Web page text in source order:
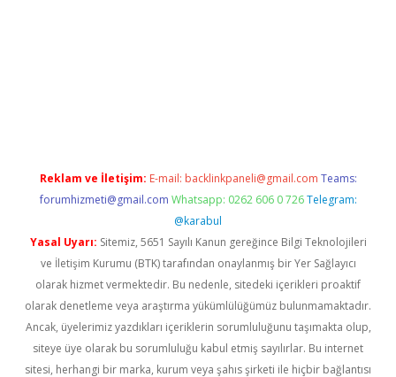
Reklam ve İletişim: E-mail: backlinkpaneli@gmail.com Teams:
forumhizmeti@gmail.com Whatsapp: 0262 606 0 726 Telegram:
@karabul
Yasal Uyarı: Sitemiz, 5651 Sayılı Kanun gereğince Bilgi Teknolojileri
ve İletişim Kurumu (BTK) tarafından onaylanmış bir Yer Sağlayıcı
olarak hizmet vermektedir. Bu nedenle, sitedeki içerikleri proaktif
olarak denetleme veya araştırma yükümlülüğümüz bulunmamaktadır.
Ancak, üyelerimiz yazdıkları içeriklerin sorumluluğunu taşımakta olup,
siteye üye olarak bu sorumluluğu kabul etmiş sayılırlar. Bu internet
sitesi, herhangi bir marka, kurum veya şahıs şirketi ile hiçbir bağlantısı